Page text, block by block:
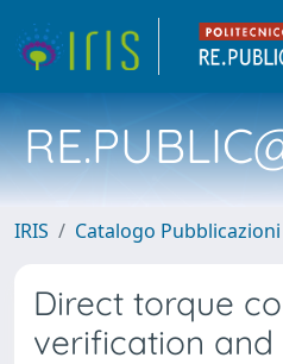
IRIS Catalogo
Direct torque
verification and